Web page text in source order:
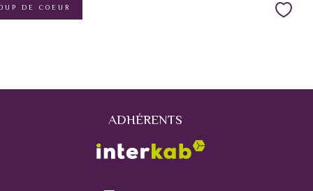
DE COEUR
ADHÉRENTS